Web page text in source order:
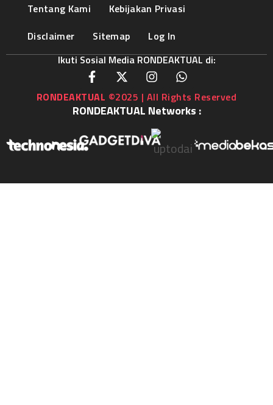
Tentang Kami
Kebijakan Privasi
Disclaimer
Sitemap
Log In
Ikuti Sosial Media RONDEAKTUAL di:
RONDEAKTUAL ©2025 | All Rights Reserved
RONDEAKTUAL Networks :